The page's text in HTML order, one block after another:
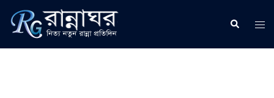
content
Search